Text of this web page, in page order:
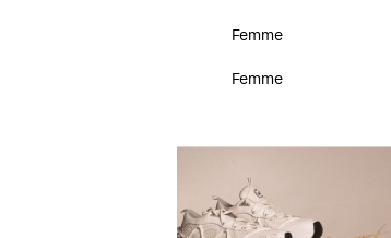
Femme
Femme